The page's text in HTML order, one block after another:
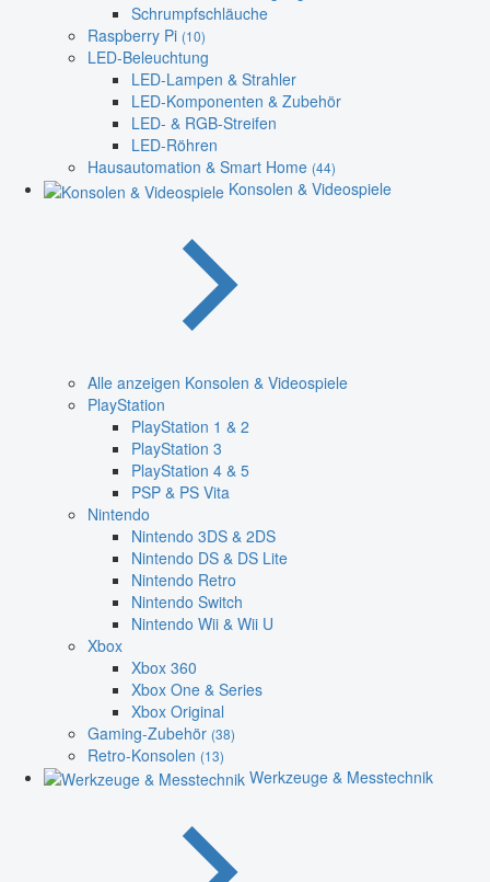
Schrumpfschläuche
Raspberry Pi (10)
LED-Beleuchtung
LED-Lampen & Strahler
LED-Komponenten & Zubehör
LED- & RGB-Streifen
LED-Röhren
Hausautomation & Smart Home (44)
Konsolen & Videospiele
Alle anzeigen Konsolen & Videospiele
PlayStation
PlayStation 1 & 2
PlayStation 3
PlayStation 4 & 5
PSP & PS Vita
Nintendo
Nintendo 3DS & 2DS
Nintendo DS & DS Lite
Nintendo Retro
Nintendo Switch
Nintendo Wii & Wii U
Xbox
Xbox 360
Xbox One & Series
Xbox Original
Gaming-Zubehör (38)
Retro-Konsolen (13)
Werkzeuge & Messtechnik